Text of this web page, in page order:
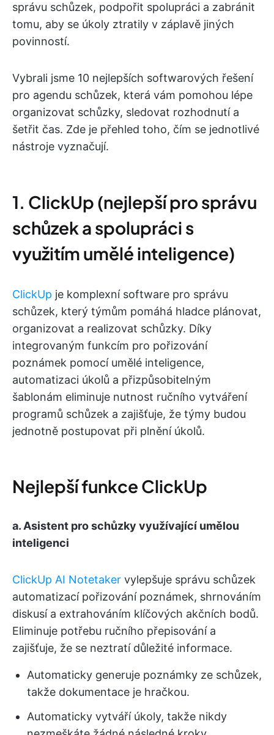
správu schůzek, podpořit spolupráci a zabránit
tomu, aby se úkoly ztratily v záplavě jiných
povinností.
Vybrali jsme 10 nejlepších softwarových řešení
pro agendu schůzek, která vám pomohou lépe
organizovat schůzky, sledovat rozhodnutí a
šetřit čas. Zde je přehled toho, čím se jednotlivé
nástroje vyznačují.
1. ClickUp (nejlepší pro správu
schůzek a spolupráci s
využitím umělé inteligence)
ClickUp je komplexní software pro správu
schůzek, který týmům pomáhá hladce plánovat,
organizovat a realizovat schůzky. Díky
integrovaným funkcím pro pořizování
poznámek pomocí umělé inteligence,
automatizaci úkolů a přizpůsobitelným
šablonám eliminuje nutnost ručního vytváření
programů schůzek a zajišťuje, že týmy budou
jednotně postupovat při plnění úkolů.
Nejlepší funkce ClickUp
a. Asistent pro schůzky využívající umělou
inteligenci
ClickUp AI Notetaker vylepšuje správu schůzek
automatizací pořizování poznámek, shrnováním
diskusí a extrahováním klíčových akčních bodů.
Eliminuje potřebu ručního přepisování a
zajišťuje, že se neztratí důležité informace.
Automaticky generuje poznámky ze schůzek,
takže dokumentace je hračkou.
Automaticky vytváří úkoly, takže nikdy